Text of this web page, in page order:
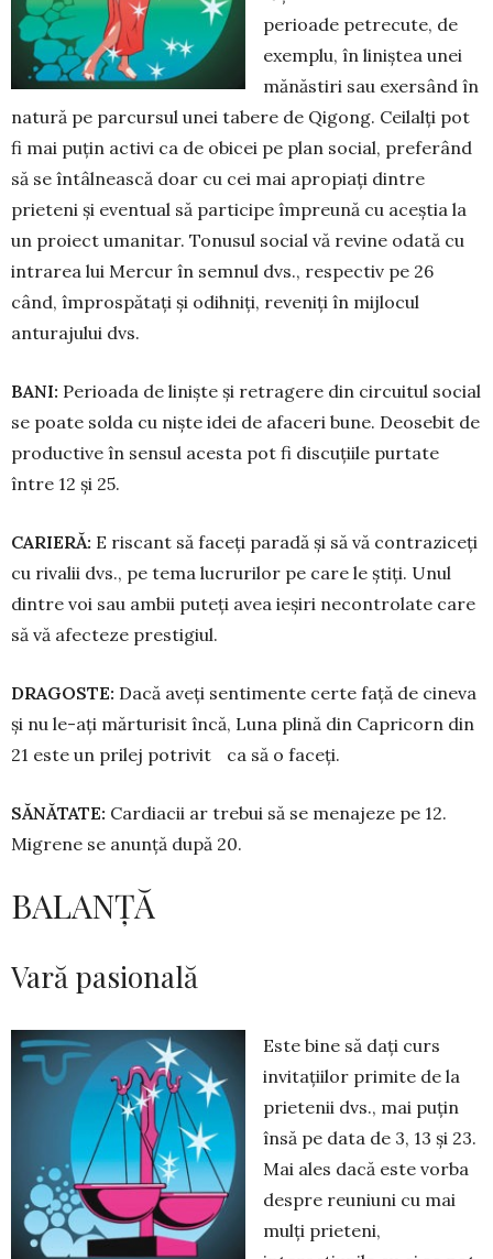
perioade pe­trecute, de
exemplu, în liniștea unei
mănăstiri sau exersând în
natură pe parcursul unei tabere de Qigong. Ceilalți pot
fi mai puțin ac­tivi ca de obicei pe plan social, preferând
să se întâlnească doar cu cei mai apropiați dintre
prieteni și eventual să parti­cipe împreună cu aceștia la
un pro­iect umanitar. Tonusul social vă re­vine odată cu
intrarea lui Mercur în semnul dvs., respectiv pe 26
când, împrospătați și odihniți, reveniți în mijlocul
anturajului dvs.
BANI: Perioada de li­niște și retragere din cir­cuitul social
se poate sol­­da cu niște idei de afaceri bune. De­osebit de
productive în sensul acesta pot fi discuțiile purtate
între 12 și 25.
CARIERĂ: E riscant să faceți pa­radă și să vă contraziceți
cu rivalii dvs., pe tema lu­crurilor pe care le știți. Unul
dintre voi sau ambii puteți avea ieșiri necontrolate care
să vă afec­teze prestigiul.
DRAGOSTE: Dacă aveți sen­ti­men­te certe față de cineva
și nu le-ați măr­turisit încă, Luna plină din Ca­pricorn din
21 este un prilej po­trivit ca să o faceți.
SĂNĂTATE: Cardiacii ar trebui să se menajeze pe 12.
Migrene se anun­ță după 20.
BALANȚĂ
Vară pasională
Este bine să dați curs
invitațiilor primite de la
prietenii dvs., mai puțin
însă pe data de 3, 13 și 23.
Mai ales dacă este vorba
despre reu­niuni cu mai
mulți prieteni,